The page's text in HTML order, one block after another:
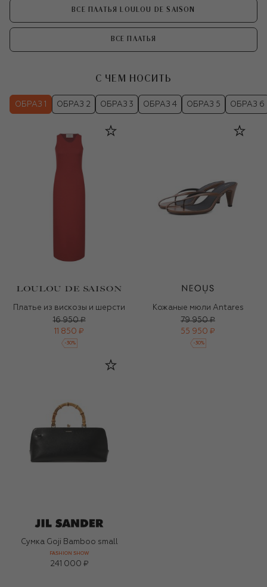
ВСЕ ПЛАТЬЯ LOULOU DE SAISON
ВСЕ ПЛАТЬЯ
С ЧЕМ НОСИТЬ
ОБРАЗ 1 ОБРАЗ 2 ОБРАЗ 3 ОБРАЗ 4 ОБРАЗ 5 ОБРАЗ 6
Платье из вискозы и шерсти
16 950 ₽
11 850 ₽
-30%
Кожаные мюли Antares
79 950 ₽
55 950 ₽
-30%
Сумка Goji Bamboo small
FASHION SHOW
241 000 ₽